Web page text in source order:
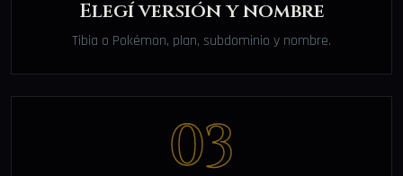
Elegí versión y nombre
Tibia o Pokémon, plan, subdominio y nombre.
03